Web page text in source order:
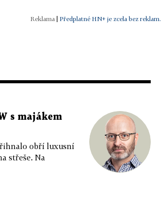
| Předplatné HN+ je zcela bez reklam.
s majákem
obří luxusní
střeše. Na